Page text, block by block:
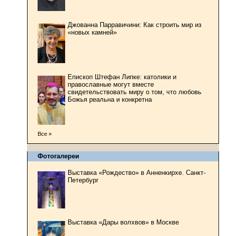
Джованна Парравичини: Как строить мир из
«новых камней»
Епископ Штефан Липке: католики и
православные могут вместе
свидетельствовать миру о том, что любовь
Божья реальна и конкретна
Все »
Фотогалереи
Выставка «Рождество» в Анненкирхе. Санкт-
Петербург
Выставка «Дары волхвов» в Москве